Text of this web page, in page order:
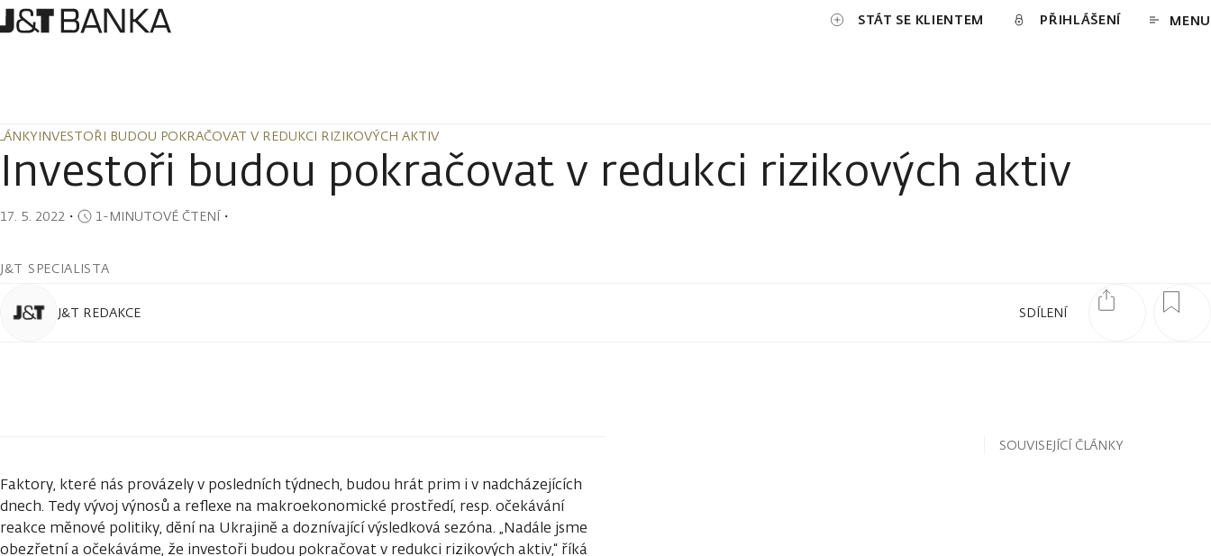
STÁT SE KLIENTEM PŘIHLÁŠENÍ MENU
INVESTOŘI BUDOU POKRAČOVAT V REDUKCI RIZIKOVÝCH AKTIV
INVESTOŘI BUDOU POKRAČOVAT V REDUKCI RIZIKOVÝCH AKTIV
Investoři budou pokračovat v redukci rizikových aktiv
17. 5. 2022 ・ 1-MINUTOVÉ ČTENÍ・
J&T SPECIALISTA
SDÍLENÍ
J&T REDAKCE
Faktory, které nás provázely v posledních týdnech, budou hrát prim i v nadcházejících
dnech. Tedy vývoj výnosů a reflexe na makroekonomické prostředí, resp. očekávání
reakce měnové politiky, dění na Ukrajině a doznívající výsledková sezóna. „Nadále jsme
obezřetní a očekáváme, že investoři budou pokračovat v redukci rizikových aktiv,“ říká
SOUVISEJÍCÍ ČLÁNKY